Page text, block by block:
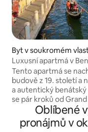
Byt v soukromém
ve městě Benátky
Luxusní apartmá v
soukromá vířivka a
Tento apartmá se
budově z 19. století a
a autentický
se pár kroků od
chůze od Piazzale
terminálu) a nádraží
zajišťuje hladký
Oblíbené
pronájmů v